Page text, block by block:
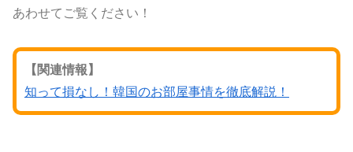
あわせてご覧ください！
【関連情報】
知って損なし！韓国のお部屋事情を徹底解説！